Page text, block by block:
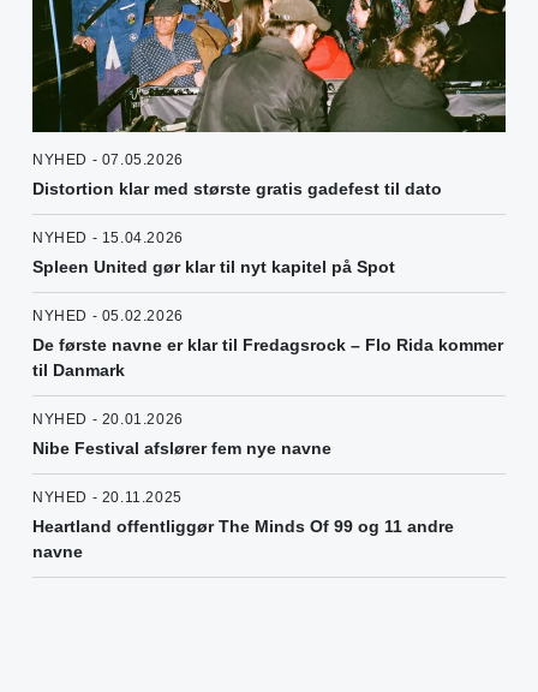
NYHED - 07.05.2026
Distortion klar med største gratis gadefest til dato
NYHED - 15.04.2026
Spleen United gør klar til nyt kapitel på Spot
NYHED - 05.02.2026
De første navne er klar til Fredagsrock – Flo Rida kommer
til Danmark
NYHED - 20.01.2026
Nibe Festival afslører fem nye navne
NYHED - 20.11.2025
Heartland offentliggør The Minds Of 99 og 11 andre
navne